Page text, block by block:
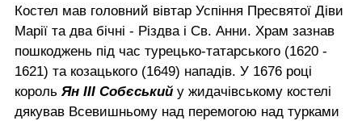
Костел мав головний вівтар Успіння Пресвятої Діви
Марії та два бічні - Різдва і Св. Анни. Храм зазнав
пошкоджень під час турецько-татарського (1620 -
1621) та козацького (1649) нападів. У 1676 році
король Ян ІІІ Собєський у жидачівському костелі
дякував Всевишньому над перемогою над турками